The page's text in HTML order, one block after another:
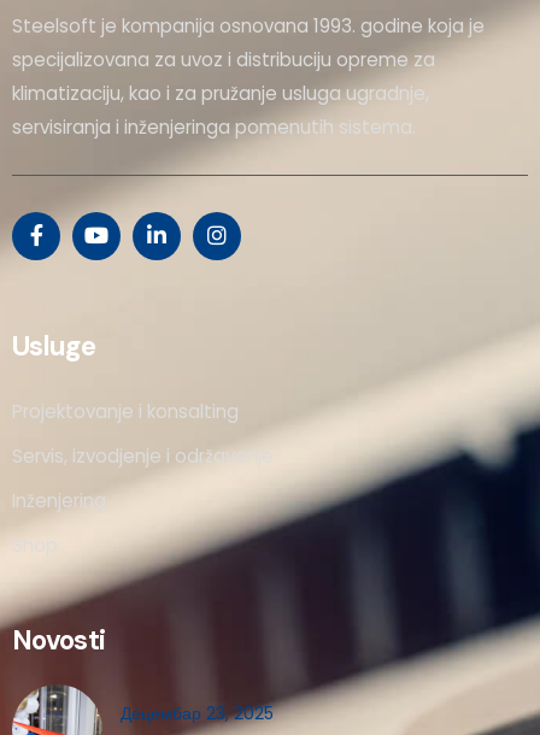
Steelsoft je kompanija osnovana 1993. godine koja je
specijalizovana za uvoz i distribuciju opreme za
klimatizaciju, kao i za pružanje usluga ugradnje,
servisiranja i inženjeringa pomenutih sistema.
Usluge
Projektovanje i konsalting
Servis, izvodjenje i održavanje
Inženjering
Shop
Novosti
Децембар 23, 2025